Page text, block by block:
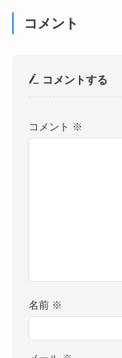
コメント
コメントする
コメント ※
名前 ※